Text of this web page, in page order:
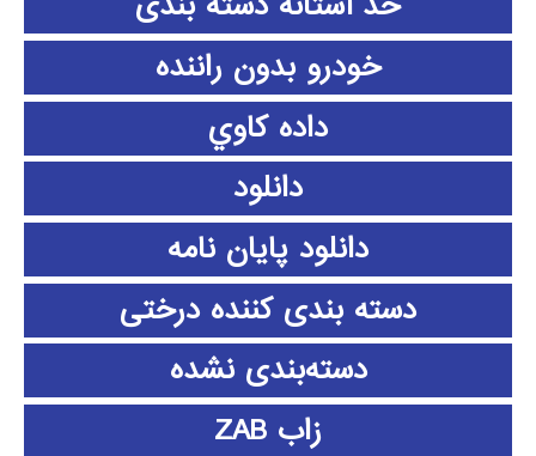
خودرو بدون راننده
داده كاوي
دانلود
دانلود پايان نامه
دسته بندی کننده درختی
دسته‌بندی نشده
زاب ZAB